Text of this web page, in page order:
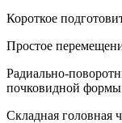
Короткое
Простое
Радиально-
почковидной формы
Складная головная